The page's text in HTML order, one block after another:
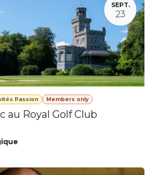
SEPT.
23
Passion Members only
au Royal Golf Club